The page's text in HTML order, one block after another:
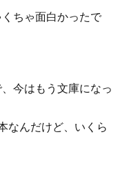
ちゃ面白かったで
今はもう文庫になっ
なんだけど、いくら